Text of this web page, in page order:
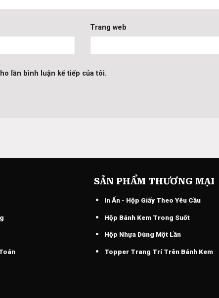
Trang web
lần bình luận kế tiếp của tôi.
SẢN PHẨM THƯƠNG MẠI
In Ấn - Hộp Giấy Theo Yêu Cầu
Hộp Bánh Kem Trong Suốt
Hộp Nhựa Dùng Một Lần
Topper Trang Trí Trên Bánh Kem